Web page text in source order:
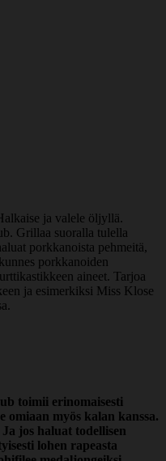
ja valele öljyllä.
Grillaa suoralla tulella
porkkanoista pehmeitä,
porkkanoiden
aineet. Tarjoa
ja esimerkiksi Miss Klose
toimii erinomaisesti
omiaan myös kalan kanssa.
jos haluat todellisen
lohen rapeasta